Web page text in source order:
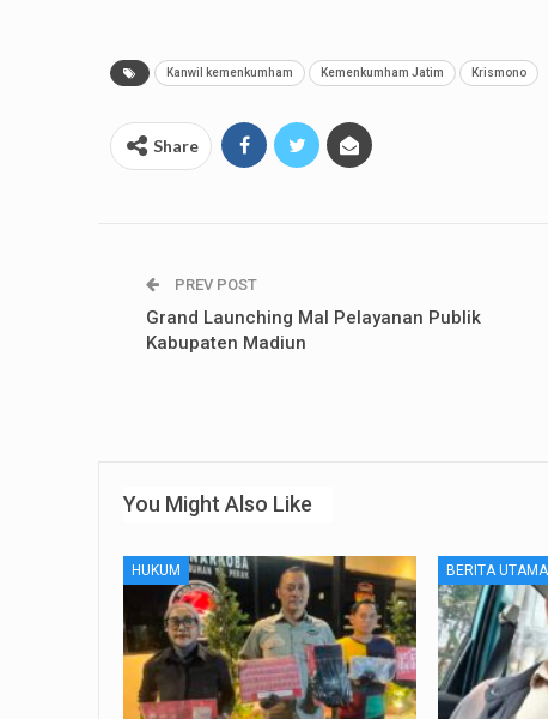
Kanwil kemenkumham Kemenkumham Jatim Krismono
Share
PREV POST
Grand Launching Mal Pelayanan Publik
Kabupaten Madiun
You Might Also Like
HUKUM BERITA UTAMA